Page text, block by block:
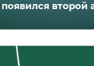
появился второй